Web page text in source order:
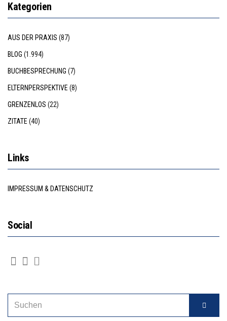
Kategorien
AUS DER PRAXIS (87)
BLOG (1.994)
BUCHBESPRECHUNG (7)
ELTERNPERSPEKTIVE(8)
GRENZENLOS (22)
ZITATE(40)
Links
IMPRESSUM & DATENSCHUTZ
Social